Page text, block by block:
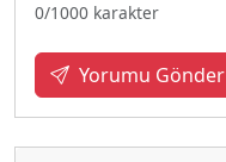
0/1000 karakter
Yorumu Gönder